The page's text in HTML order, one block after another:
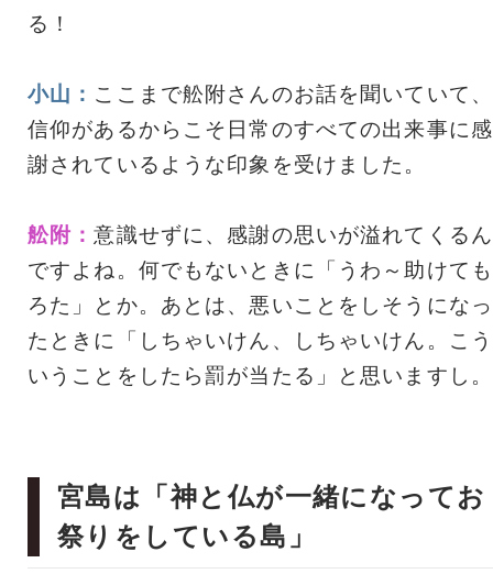
る！
小山： ここまで舩附さんのお話を聞いていて、
信仰があるからこそ日常のすべての出来事に感
謝されているような印象を受けました。
舩附：意識せずに、感謝の思いが溢れてくるん
ですよね。何でもないときに「うわ～助けても
ろた」とか。あとは、悪いことをしそうになっ
たときに「しちゃいけん、しちゃいけん。こう
いうことをしたら罰が当たる」と思いますし。
宮島は「神と仏が一緒になってお
祭りをしている島」